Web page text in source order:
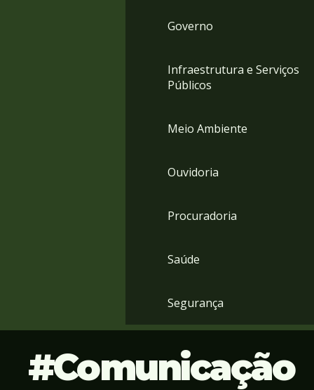
Governo
Infraestrutura e Serviços
Públicos
Meio Ambiente
Ouvidoria
Procuradoria
Saúde
Segurança
Comunicação